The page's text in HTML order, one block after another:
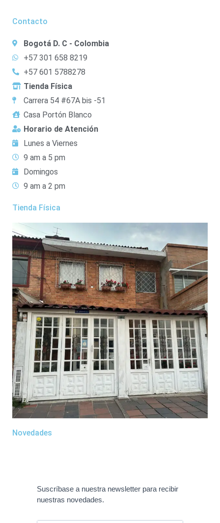
Contacto
Bogotá D. C - Colombia
+57 301 658 8219
+57 601 5788278
Tienda Física
Carrera 54 #67A bis -51
Casa Portón Blanco
Horario de Atención
Lunes a Viernes
9 am a 5 pm
Domingos
9 am a 2 pm
Tienda Física
Novedades
Suscríbase a nuestra newsletter para recibir
nuestras novedades.